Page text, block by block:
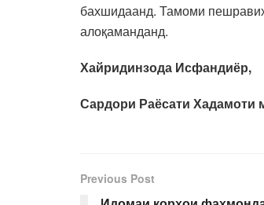
бахшидаанд. Тамоми
алоқаманданд.
Хайридинзода Исфандиёр,
Сардори Раёсати Хадамоти
Previous Post